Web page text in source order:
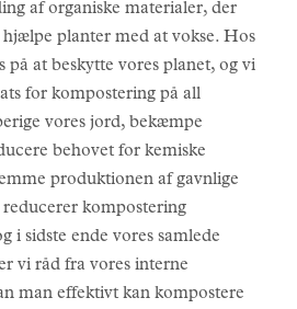
af organiske materialer, der
planter med at vokse. Hos
på at beskytte vores planet, og vi
for kompostering på all
vores jord, bekæmpe
behovet for kemiske
produktionen af gavnlige
kompostering
i sidste ende vores samlede
vi råd fra vores interne
man effektivt kan kompostere